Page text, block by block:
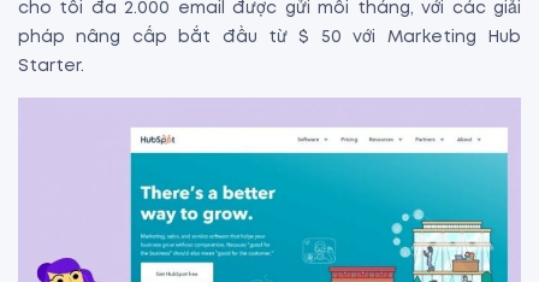
cho tối đa 2.000 email được gửi mỗi tháng, với các giải
pháp nâng cấp bắt đầu từ $ 50 với Marketing Hub
Starter.